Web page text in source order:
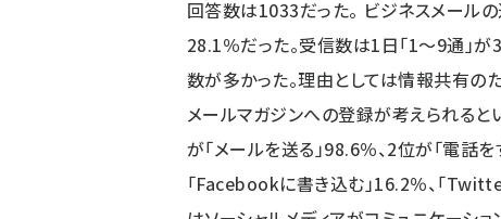
回答数は1033だった。 ビジネスメール
28.1％だった。受信数は1日「1～9通」
数が多かった。理由としては情報共有の
メールマガジンへの登録が考えられると
が「メールを送る」98.6％、2位が「電話
「Facebookに書き込む」16.2％、「